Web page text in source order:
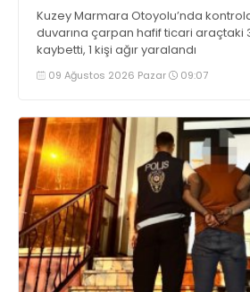
Kuzey Marmara Otoyolu’nda
duvarına çarpan hafif ticari araçtaki 3
kaybetti, 1 kişi ağır yaralandı
09 Ağustos 2026 Pazar 09:07